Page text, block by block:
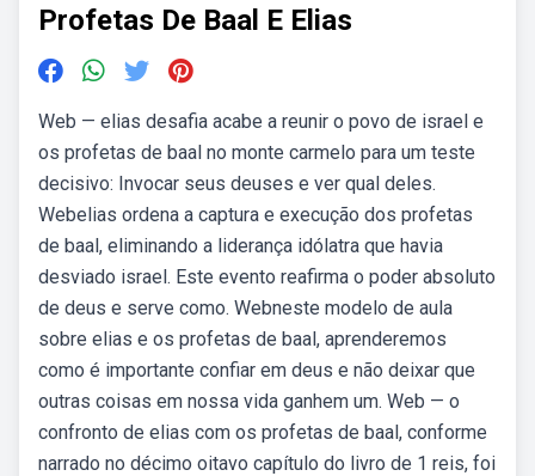
Profetas De Baal E Elias
Web — elias desafia acabe a reunir o povo de israel e
os profetas de baal no monte carmelo para um teste
decisivo: Invocar seus deuses e ver qual deles.
Webelias ordena a captura e execução dos profetas
de baal, eliminando a liderança idólatra que havia
desviado israel. Este evento reafirma o poder absoluto
de deus e serve como. Webneste modelo de aula
sobre elias e os profetas de baal, aprenderemos
como é importante confiar em deus e não deixar que
outras coisas em nossa vida ganhem um. Web — o
confronto de elias com os profetas de baal, conforme
narrado no décimo oitavo capítulo do livro de 1 reis, foi